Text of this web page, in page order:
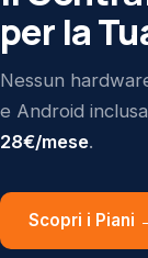
per la
Nessun
e Android
28€/mese.
Scopri i Piani